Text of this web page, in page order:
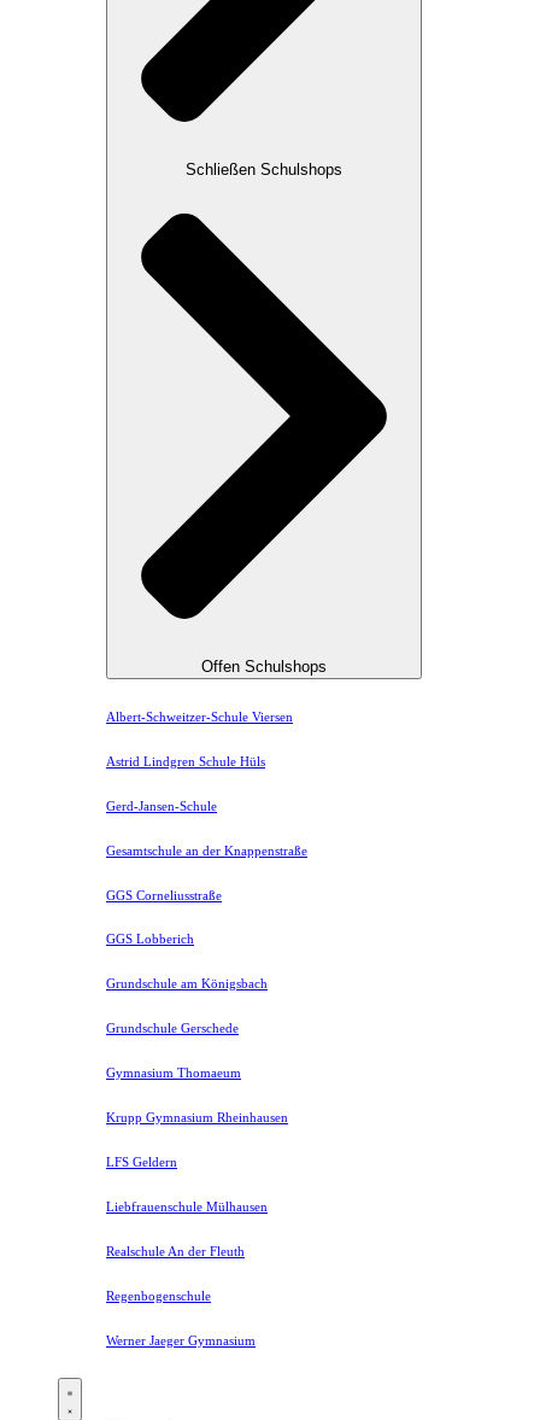
Schließen Schulshops
Offen Schulshops
Albert-Schweitzer-Schule Viersen
Astrid Lindgren Schule Hüls
Gerd-Jansen-Schule
Gesamtschule an der Knappenstraße
GGS Corneliusstraße
GGS Lobberich
Grundschule am Königsbach
Grundschule Gerschede
Gymnasium Thomaeum
Krupp Gymnasium Rheinhausen
LFS Geldern
Liebfrauenschule Mülhausen​
Realschule An der Fleuth
Regenbogenschule
Werner Jaeger Gymnasium